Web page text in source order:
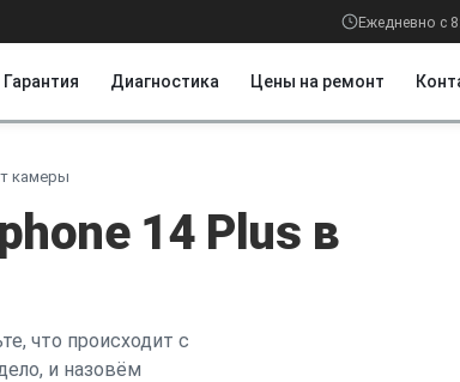
Ежедневно с
Гарантия Диагностика Цены на ремонт
камеры
14 Plus в
что происходит с
и назовём